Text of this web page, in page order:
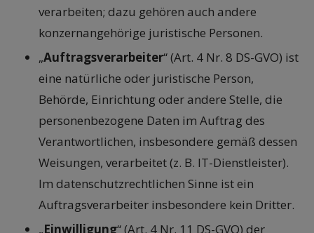
verarbeiten; dazu gehören auch andere
konzernangehörige juristische Personen.
„Auftragsverarbeiter“ (Art. 4 Nr. 8 DS-GVO) ist
eine natürliche oder juristische Person,
Behörde, Einrichtung oder andere Stelle, die
personenbezogene Daten im Auftrag des
Verantwortlichen, insbesondere gemäß dessen
Weisungen, verarbeitet (z. B. IT-Dienstleister).
Im datenschutzrechtlichen Sinne ist ein
Auftragsverarbeiter insbesondere kein Dritter.
„Einwilligung“ (Art. 4 Nr. 11 DS-GVO) der